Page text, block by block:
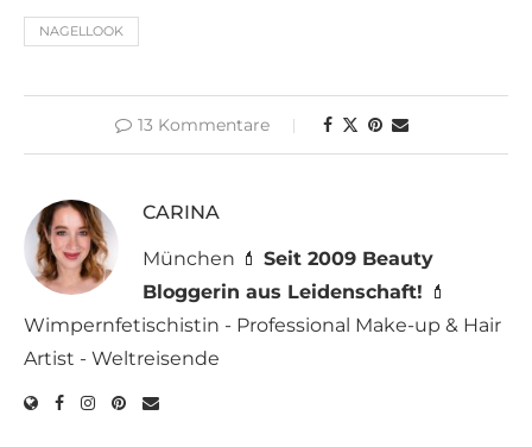
NAGELLOOK
13 Kommentare
CARINA
München 💄 Seit 2009 Beauty
Bloggerin aus Leidenschaft! 💄
Wimpernfetischistin - Professional Make-up & Hair
Artist - Weltreisende